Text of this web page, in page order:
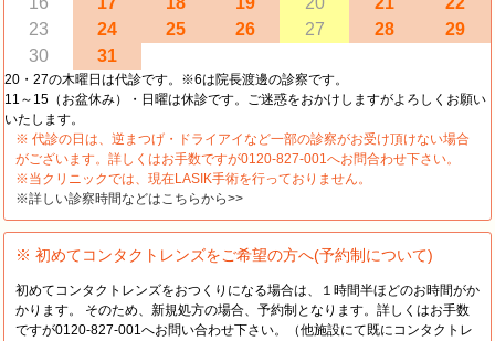
23
24 25 26 27 28
29
30
31
20・27の木曜日は代診です。※6は院長渡邊の診察です。
11～15（お盆休み）・日曜は休診です。ご迷惑をおかけしますがよろしくお願い
いたします。
※ 代診の日は、逆まつげ・ドライアイなど一部の診察がお受け頂けない場合
がございます。詳しくはお手数ですが0120-827-001へお問合わせ下さい。
※当クリニックでは、現在LASIK手術を行っておりません。
※詳しい診察時間などはこちらから>>
※ 初めてコンタクトレンズをご希望の方へ(予約制について)
初めてコンタクトレンズをおつくりになる場合は、１時間半ほどのお時間がか
かります。 そのため、新規処方の場合、予約制となります。詳しくはお手数
ですが0120-827-001へお問い合わせ下さい。（他施設にて既にコンタクトレ